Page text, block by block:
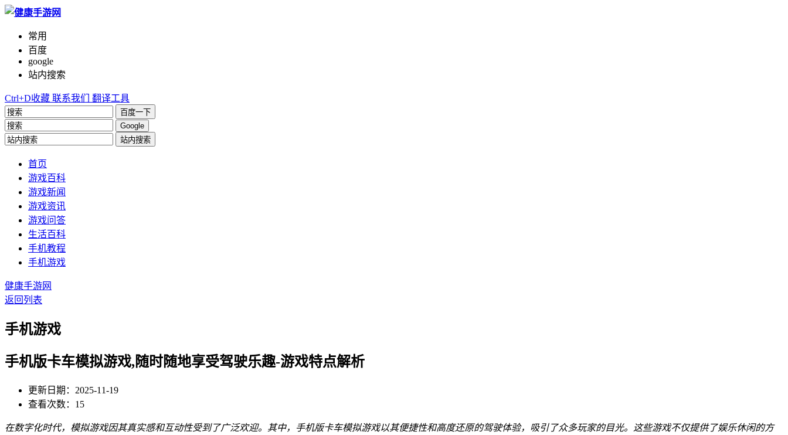
常用
百度
google
站内搜索
Ctrl+D收藏 联系我们 翻译工具
百度一下
Google
站内搜索
首页
游戏百科
游戏新闻
游戏资讯
游戏问答
生活百科
手机教程
手机游戏
健康手游网
返回列表
手机游戏
手机版卡车模拟游戏,随时随地享受驾驶乐趣-游戏特点解析
更新日期：2025-11-19
查看次数：15
在数字化时代，模拟游戏因其真实感和互动性受到了广泛欢迎。其中，手机版卡车模拟游戏以其便捷性和高度还原的驾驶体验，吸引了众多玩家的目光。这些游戏不仅提供了娱乐休闲的方